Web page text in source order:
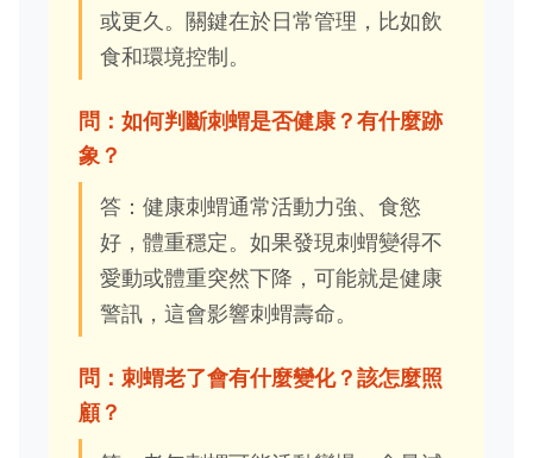
或更久。關鍵在於日常管理，比如飲
食和環境控制。
問：如何判斷刺蝟是否健康？有什麼跡
象？
答：健康刺蝟通常活動力強、食慾
好，體重穩定。如果發現刺蝟變得不
愛動或體重突然下降，可能就是健康
警訊，這會影響刺蝟壽命。
問：刺蝟老了會有什麼變化？該怎麼照
顧？